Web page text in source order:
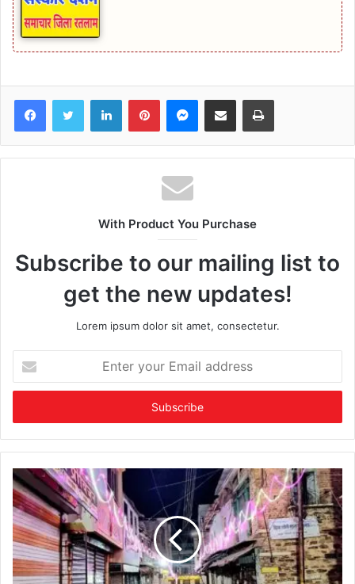
FacebookTwitter LinkedInPinterestMessenger
Share via Email Print
With Product You Purchase
Subscribe to our mailing list to
get the new updates!
Lorem ipsum dolor sit amet, consectetur.
your
Email